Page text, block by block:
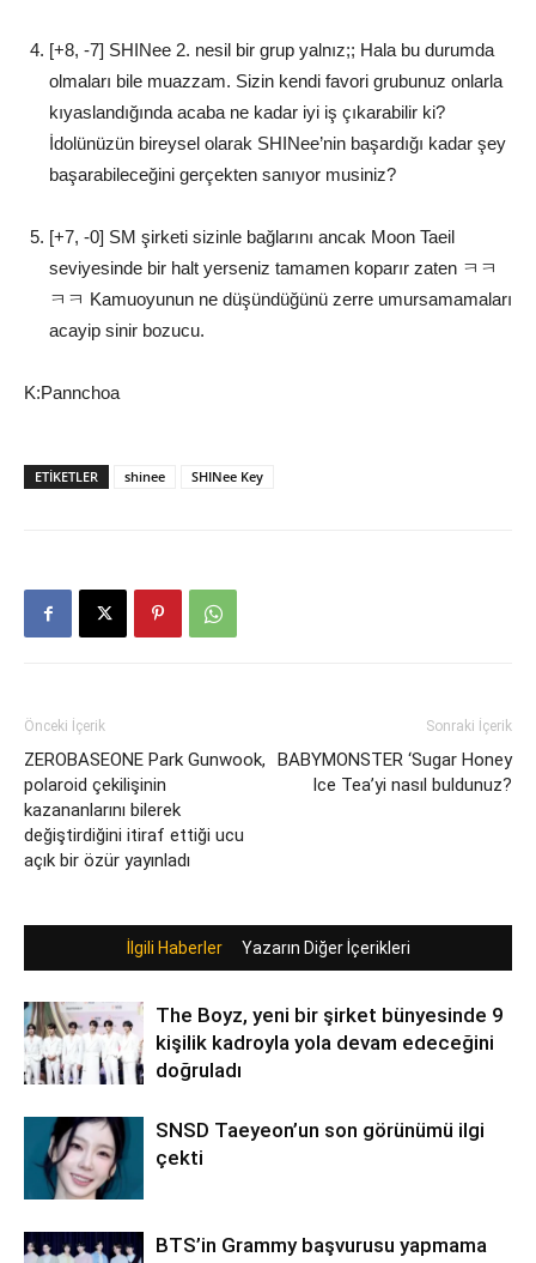
[+8, -7] SHINee 2. nesil bir grup yalnız;; Hala bu durumda
olmaları bile muazzam. Sizin kendi favori grubunuz onlarla
kıyaslandığında acaba ne kadar iyi iş çıkarabilir ki?
İdolünüzün bireysel olarak SHINee’nin başardığı kadar şey
başarabileceğini gerçekten sanıyor musiniz?
[+7, -0] SM şirketi sizinle bağlarını ancak Moon Taeil
seviyesinde bir halt yerseniz tamamen koparır zaten ㅋㅋ
ㅋㅋ Kamuoyunun ne düşündüğünü zerre umursamamaları
acayip sinir bozucu.
K:Pannchoa
ETIKETLER shinee SHINee Key
Önceki İçerik
ZEROBASEONE Park Gunwook,
polaroid çekilişinin
kazananlarını bilerek
değiştirdiğini itiraf ettiği ucu
açık bir özür yayınladı
Sonraki İçerik
BABYMONSTER ‘Sugar Honey
Ice Tea’yi nasıl buldunuz?
İlgili Haberler Yazarın Diğer İçerikleri
The Boyz, yeni bir şirket bünyesinde 9
kişilik kadroyla yola devam edeceğini
doğruladı
SNSD Taeyeon’un son görünümü ilgi
çekti
BTS’in Grammy başvurusu yapmama